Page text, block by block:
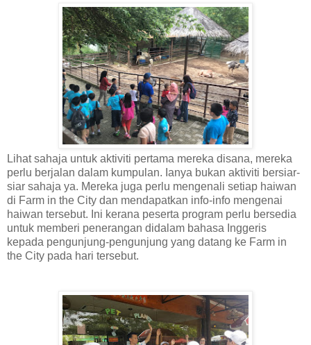
Lihat sahaja untuk aktiviti pertama mereka disana, mereka
perlu berjalan dalam kumpulan. Ianya bukan aktiviti bersiar-
siar sahaja ya. Mereka juga perlu mengenali setiap haiwan
di Farm in the City dan mendapatkan info-info mengenai
haiwan tersebut. Ini kerana peserta program perlu bersedia
untuk memberi penerangan didalam bahasa Inggeris
kepada pengunjung-pengunjung yang datang ke Farm in
the City pada hari tersebut.